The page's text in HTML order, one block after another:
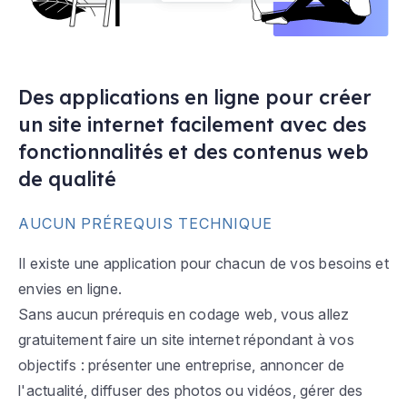
Des applications en ligne pour créer
un site internet facilement avec des
fonctionnalités et des contenus web
de qualité
AUCUN PRÉREQUIS TECHNIQUE
Il existe une application pour chacun de vos besoins et
envies en ligne.
Sans aucun prérequis en codage web, vous allez
gratuitement faire un site internet répondant à vos
objectifs : présenter une entreprise, annoncer de
l'actualité, diffuser des photos ou vidéos, gérer des